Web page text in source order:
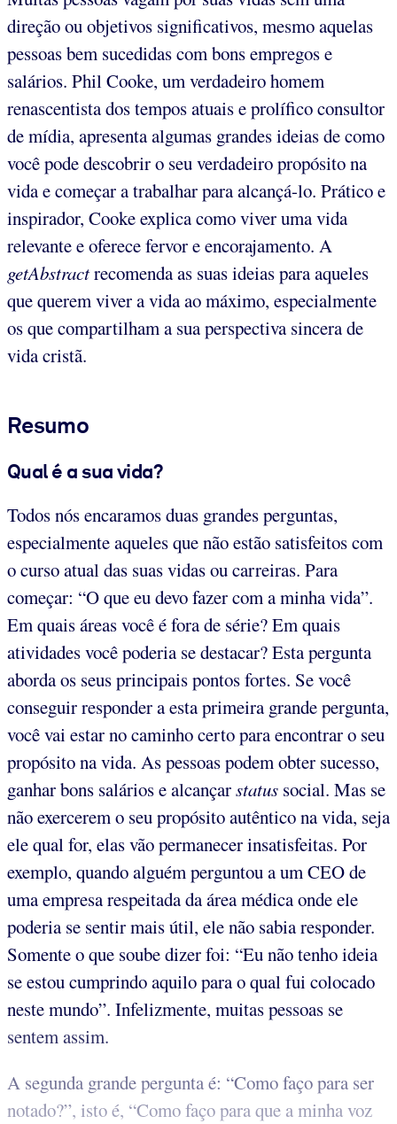
direção ou objetivos significativos, mesmo aquelas
pessoas bem sucedidas com bons empregos e
salários. Phil Cooke, um verdadeiro homem
renascentista dos tempos atuais e prolífico consultor
de mídia, apresenta algumas grandes ideias de como
você pode descobrir o seu verdadeiro propósito na
vida e começar a trabalhar para alcançá-lo. Prático e
inspirador, Cooke explica como viver uma vida
relevante e oferece fervor e encorajamento. A
getAbstractrecomenda as suas ideias para aqueles
que querem viver a vida ao máximo, especialmente
os que compartilham a sua perspectiva sincera de
vida cristã.
Resumo
Qual é a sua vida?
Todos nós encaramos duas grandes perguntas,
especialmente aqueles que não estão satisfeitos com
o curso atual das suas vidas ou carreiras. Para
começar: “O que eu devo fazer com a minha vida”.
Em quais áreas você é fora de série? Em quais
atividades você poderia se destacar? Esta pergunta
aborda os seus principais pontos fortes. Se você
conseguir responder a esta primeira grande pergunta,
você vai estar no caminho certo para encontrar o seu
propósito na vida. As pessoas podem obter sucesso,
ganhar bons salários e alcançarstatus social. Mas se
não exercerem o seu propósito autêntico na vida, seja
ele qual for, elas vão permanecer insatisfeitas. Por
exemplo, quando alguém perguntou a um CEO de
uma empresa respeitada da área médica onde ele
poderia se sentir mais útil, ele não sabia responder.
Somente o que soube dizer foi: “Eu não tenho ideia
se estou cumprindo aquilo para o qual fui colocado
neste mundo”. Infelizmente, muitas pessoas se
sentem assim.
A segunda grande pergunta é: “Como faço para ser
notado?”, isto é, “Como faço para que a minha voz